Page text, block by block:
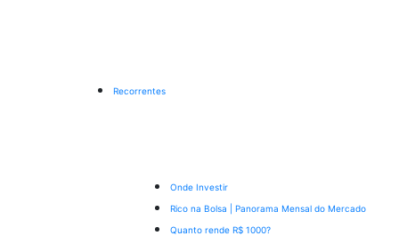
Recorrentes
Onde Investir
Rico na Bolsa | Panorama Mensal do Mercado
Quanto rende R$ 1000?